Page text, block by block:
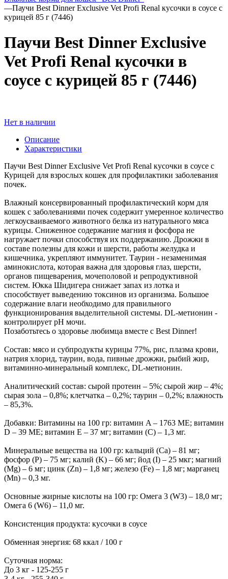
—Паучи Best Dinner Exclusive Vet Profi Renal кусочки в cоусе с
курицей 85 г (7446)
Паучи Best Dinner Exclusive
Vet Profi Renal кусочки в
cоусе с курицей 85 г (7446)
Нет в наличии
Описание
Характеристики
Паучи Best Dinner Exclusive Vet Profi Renal кусочки в соусе с
Курицей для взрослых кошек для профилактики заболевания
почек.
Влажный консервированный профилактический корм для
кошек с заболеваниями почек содержит умеренное количество
легкоусваиваемого животного белка из натурального мяса
курицы. Сниженное содержание магния и фосфора не
нагружает почки способствуя их поддержанию. Дрожжи в
составе полезны для кожи и шерсти, работы желудка и
кишечника, укрепляют иммунитет. Таурин - незаменимая
аминокислота, которая важна для здоровья глаз, шерсти,
органов пищеварения, мочеполовой и репродуктивной
систем. Юкка Шидигера снижает запах из лотка и
способствует выведению токсинов из организма. Большое
содержание влаги необходимо для правильного
функционирования выделительной системы. DL-метионин -
контролирует pH мочи.
Позаботьтесь о здоровье любимца вместе с Best Dinner!
Состав: мясо и субпродукты курицы 77%, рис, плазма крови,
натрия хлорид, таурин, вода, пивные дрожжи, рыбий жир,
витаминно-минеральный комплекс, DL-метионин.
Аналитический состав: сырой протеин – 5%; сырой жир – 4%;
сырая зола – 0,8%; клетчатка – 0,2%; таурин – 0,2%; влажность
– 85,3%.
Добавки: Витамины на 100 гр: витамин A – 1763 МЕ; витамин
D – 39 МЕ; витамин Е – 37 мг; витамин (С) – 1,3 мг.
Минеральные вещества на 100 гр: кальций (Ca) – 81 мг;
фосфор (P) – 75 мг; калий (K) – 66 мг; йод (I) – 25 мкг; магний
(Mg) – 6 мг; цинк (Zn) – 1,8 мг; железо (Fe) – 1,8 мг; марганец
(Mn) – 0,3 мг.
Основные жирные кислоты на 100 гр: Омега 3 (W3) – 18,0 мг;
Омега 6 (W6) – 11,0 мг.
Консистенция продукта: кусочки в соусе
Обменная энергия: 68 ккал / 100 г
Суточная норма:
До 3 кг - 125-255 г